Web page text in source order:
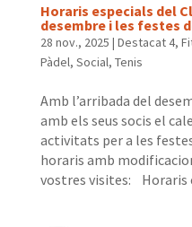
Horaris especials del
desembre i les festes
28 nov., 2025 | Destacat 4,
Pàdel, Social, Tenis
Amb l’arribada del
amb els seus socis el
activitats per a les
horaris amb
vostres visites: Horaris